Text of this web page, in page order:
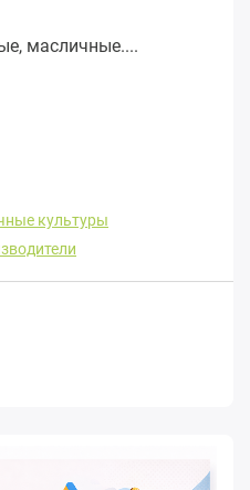
масличные....
культуры